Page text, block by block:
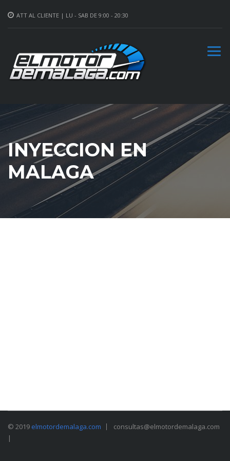
ATT AL CLIENTE | LU - SAB DE 9:00 - 20:30
INYECCION EN
MALAGA
© 2019 elmotordemalaga.com
consultas@elmotordemalaga.com
|